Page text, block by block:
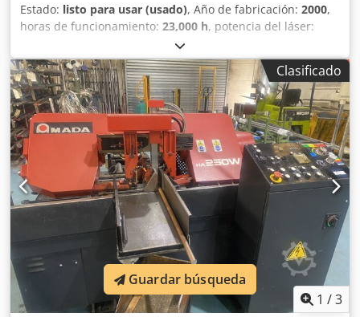
Estado: listo para usar (usado), Año de fabricación: 2000,
horas de funcionamiento: 23,000 h, potencia del láser:
2,520 mm
1,550 mm, recorrido del eje Z:300 mm, peso total:6,500
kg, número de ejes:3, Esta máquina AMADA LC-2415αIII de
3 ejes se fabricó en el año 2000. Cuenta con una potencia
láser de 2 kW y admite chapas de un tamaño máximo de
1.500 x 5.000 mm. La máquina ha recibido un
mantenimiento periódico por parte de Amada Suiza e
incluye un turbocompresor instalado recientemente en
2024. Si busca obtener capacidades de corte por láser de
alta calidad, considere la máquina de corte por láser de
CO₂ AMADA LC-2415αIII que tenemos a la venta. Póngase
en contacto con nosotros para obtener más detalles.
Dcjdpfx Aozkgavji Njk - Formato máximo de la chapa: 1.500
x 5.000 mm- Horas de funcionamiento: aprox. 23 000 h-
Potencia conectada: 48 kVA- Mantenimiento: Periódico, a
cargo de Amada Suiza- Turbocompresor: instalado en
2024- Contenido del suministro: sistema de corte por láser
Clasificado
1 /3
Guardar búsqueda